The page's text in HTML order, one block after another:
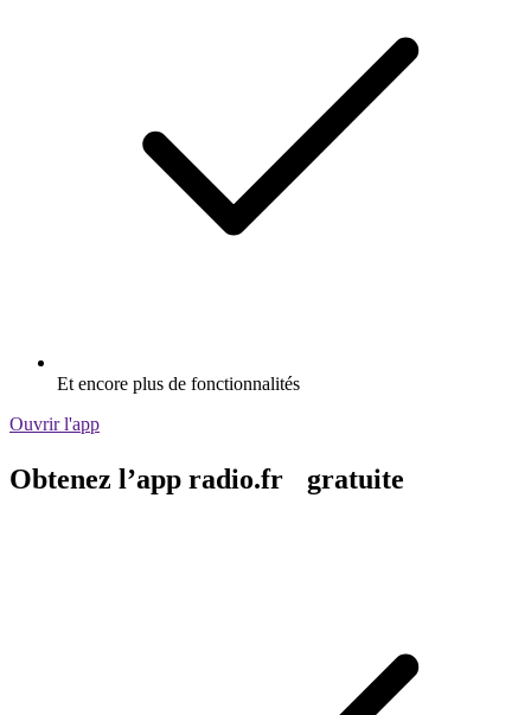
Et encore plus de fonctionnalités
Ouvrir l'app
Obtenez l’app radio.fr gratuite